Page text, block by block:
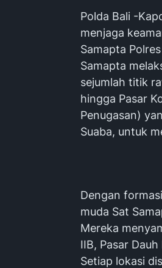
Polda Bali -
menjaga
Samapta
Samapta
sejumlah titik
hingga Pasar
Penugasan)
Suaba, untuk
Dengan
muda Sat
Mereka
IIB, Pasar
Setiap lokasi